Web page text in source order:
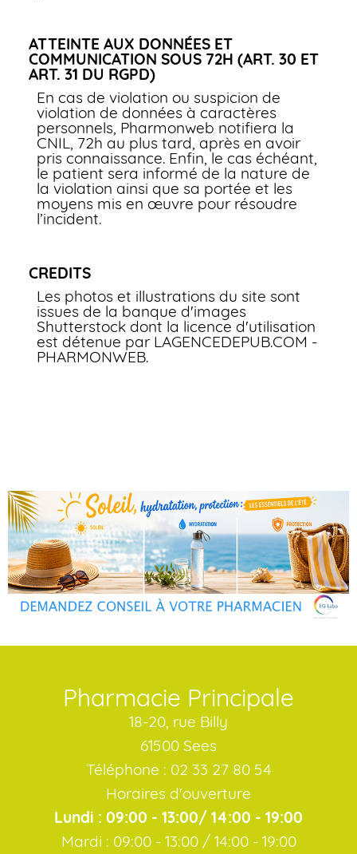
ATTEINTE AUX DONNÉES ET
COMMUNICATION SOUS 72H (ART. 30 ET
ART. 31 DU RGPD)
En cas de violation ou suspicion de
violation de données à caractères
personnels, Pharmonweb notifiera la
CNIL, 72h au plus tard, après en avoir
pris connaissance. Enfin, le cas échéant,
le patient sera informé de la nature de
la violation ainsi que sa portée et les
moyens mis en œuvre pour résoudre
l’incident.
CREDITS
Les photos et illustrations du site sont
issues de la banque d'images
Shutterstock dont la licence d'utilisation
est détenue par LAGENCEDEPUB.COM -
PHARMONWEB.
Pharmacie Principale
18-20, rue Billy
61500 Sees
Téléphone : 02 33 27 80 54
Horaires d'ouverture
Lundi : 09:00 - 13:00/ 14:00 - 19:00
Mardi : 09:00 - 13:00 / 14:00 - 19:00